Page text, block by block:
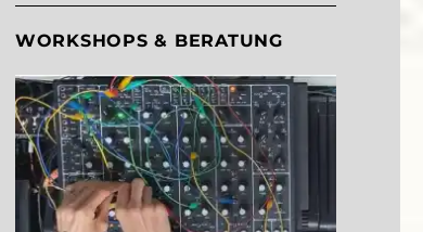
WORKSHOPS & BERATUNG